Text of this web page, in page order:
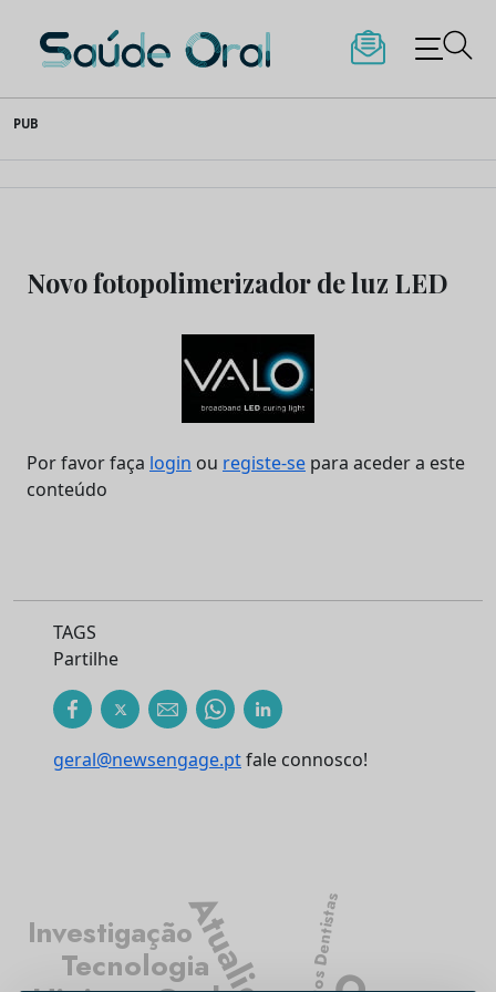
to
content
Saúde Oral
PUB
Novo fotopolimerizador de luz LED
Por favor faça login ou registe-se para aceder a este
conteúdo
TAGS
Partilhe
geral@newsengage.ptfale connosco!
Tecnologia
Investigação